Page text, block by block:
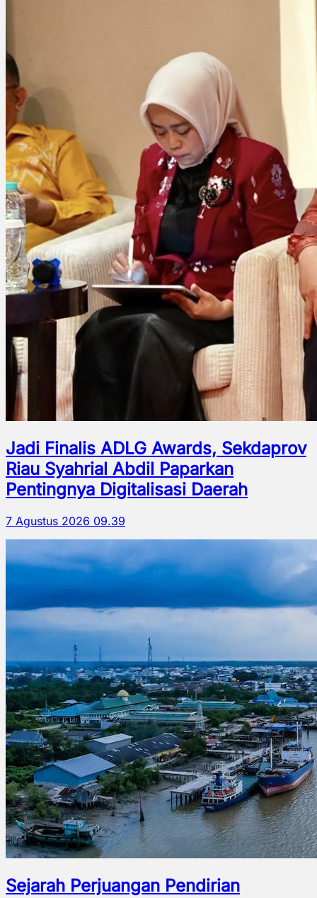
Jadi Finalis ADLG Awards, Sekdaprov
Riau Syahrial Abdil Paparkan
Pentingnya Digitalisasi Daerah
7 Agustus 2026 09.39
Sejarah Perjuangan Pendirian